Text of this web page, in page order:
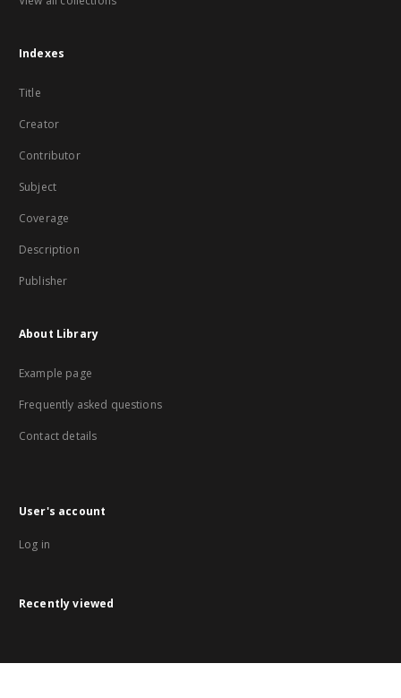
Indexes
Title
Creator
Contributor
Subject
Coverage
Description
Publisher
About Library
Example page
Frequently asked questions
Contact details
User's account
Log in
Recently viewed